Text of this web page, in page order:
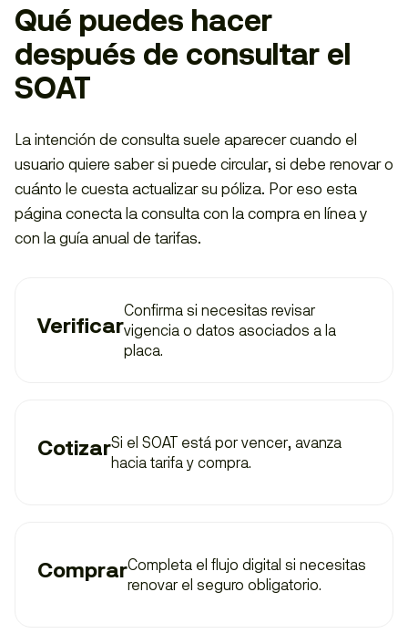
Qué puedes hacer
después de consultar el
SOAT
La intención de consulta suele aparecer cuando el
usuario quiere saber si puede circular, si debe renovar o
cuánto le cuesta actualizar su póliza. Por eso esta
página conecta la consulta con la compra en línea y
con la guía anual de tarifas.
Verificar
Confirma si necesitas revisar
vigencia o datos asociados a la
placa.
CotizarSi el SOAT está por vencer, avanza
hacia tarifa y compra.
ComprarCompleta el flujo digital si necesitas
renovar el seguro obligatorio.